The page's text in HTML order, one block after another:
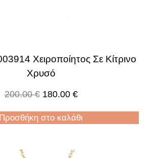
Χειροποίητος Σε Κίτρινο
Χρυσό
200.00€ 180.00 €
Προσθήκη στο καλάθι